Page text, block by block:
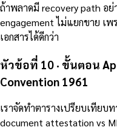
ถ้าพลาดมี recovery path อ
engagement ไม่แยกขาย เพ
เอกสารได้ดีกว่า
หัวข้อที่ 10 · ขั้นตอน
Convention 1961
เราจัดทำตารางเปรียบเทียบ
document attestation vs